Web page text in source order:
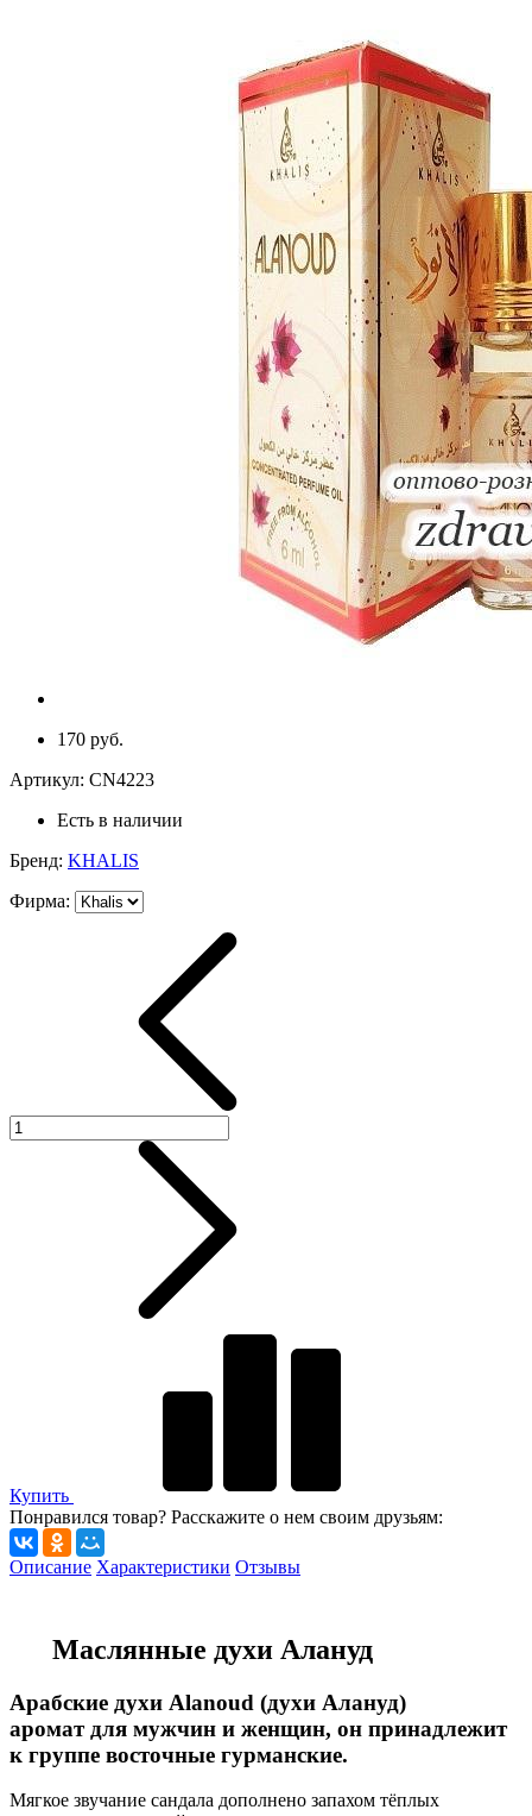
170 руб.
Артикул: CN4223
Есть в наличии
Бренд: KHALIS
Фирма:
Купить
Понравился товар? Расскажите о нем своим друзьям:
Описание Характеристики Отзывы
Маслянные духи Алануд
Арабские духи Alanoud (духи Алануд)
аромат для мужчин и женщин, он принадлежит
к группе восточные гурманские.
Мягкое звучание сандала дополнено запахом тёплых